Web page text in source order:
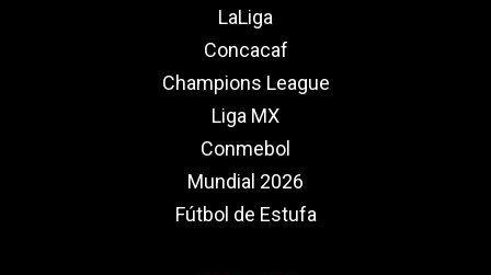
LaLiga
Concacaf
Champions League
Liga MX
Conmebol
Mundial 2026
Fútbol de Estufa